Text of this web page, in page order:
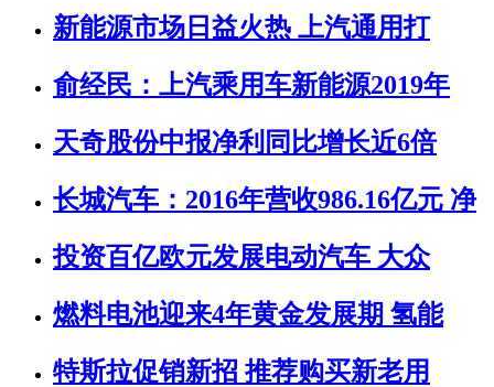
新能源市场日益火热 上汽通用打
俞经民：上汽乘用车新能源2019年
天奇股份中报净利同比增长近6倍
长城汽车：2016年营收986.16亿元 净
投资百亿欧元发展电动汽车 大众
燃料电池迎来4年黄金发展期 氢能
特斯拉促销新招 推荐购买新老用